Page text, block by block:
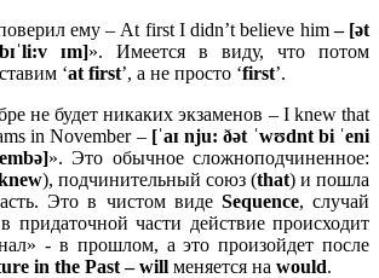
ему – At first I didn’t believe him– [ət
ɪm]». Имеется в виду, что потом
‘at first’, а не просто ‘first’.
не будет никаких экзаменов – I knew that
in November –[ˈaɪ nju: ðət ˈwʊdnt bi ˈeni
». Это обычное сложноподчиненное:
), подчинительный союз (that) и пошла
Это в чистом виде Sequence, случай
придаточной части действие происходит
- в прошлом, а это произойдет после
in the Past –will меняется на would.